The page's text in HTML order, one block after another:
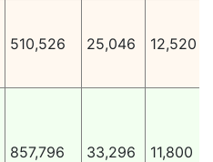
510,526 25,046 12,520
857,796 33,296 11,800